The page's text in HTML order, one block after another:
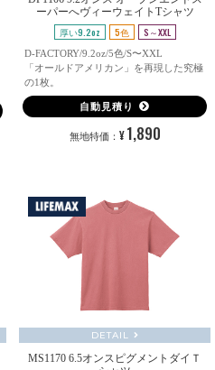
ーパーへヴィーウェイトTシャツ
厚い9.2oz 5色 S～XXL
D-FACTORY/9.2oz/5色/S〜XXL
「オールドアメリカン」を再現した究極
の1枚。
自動見積り
無地特価： ¥ 1,890
DETAIL
MS1170 6.5オンスピグメントダイＴ